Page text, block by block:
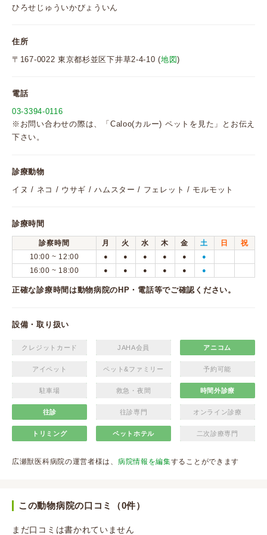
ひろせじゅういかびょういん
住所
〒167-0022 東京都杉並区下井草2-4-10 (地図)
電話
03-3394-0116
※お問い合わせの際は、「Caloo(カルー) ペットを見た」とお伝え
下さい。
診療動物
イヌ / ネコ / ウサギ / ハムスター / フェレット / モルモット
診療時間
診察時間 月 火 水 木 金 土 日
祝
10:00 ~ 12:00
● ● ● ● ● ●
16:00 ~ 18:00 ● ● ● ● ● ●
正確な診療時間は動物病院のHP・電話等でご確認ください。
設備・取り扱い
クレジットカード JAHA会員 アニコム
アイペット ペット&ファミリー 予約可能
駐車場 救急・夜間 時間外診療
往診 往診専門 オンライン診療
トリミング ペットホテル 二次診療専門
広瀬獣医科病院の運営者様は、 病院情報を編集することができます
この動物病院の口コミ（0件）
まだ口コミは書かれていません